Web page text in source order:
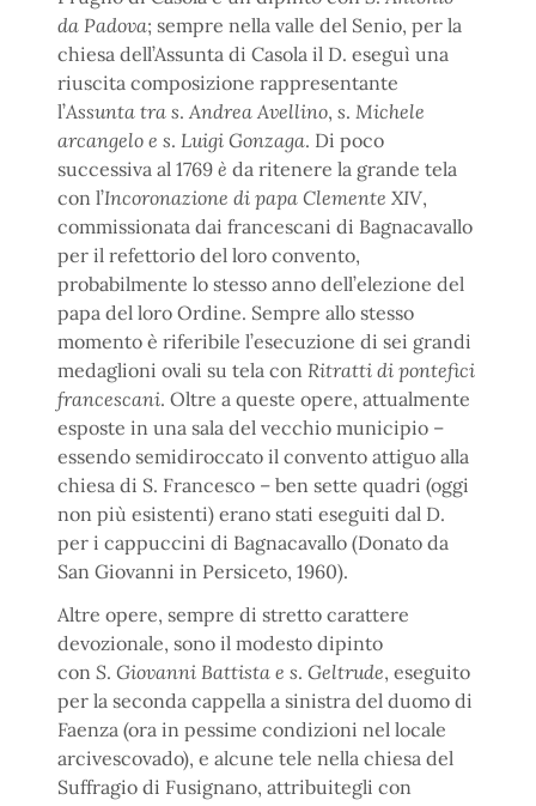
da Padova; sempre nella valle del Senio, per la
chiesa dell’Assunta di Casola il D. eseguì una
riuscita composizione rappresentante
l’Assunta tra s. Andrea Avellino, s. Michele
arcangelo e s. Luigi Gonzaga. Di poco
successiva al 1769 è da ritenere la grande tela
con l’Incoronazione di papa Clemente XIV,
commissionata dai francescani di Bagnacavallo
per il refettorio del loro convento,
probabilmente lo stesso anno dell’elezione del
papa del loro Ordine. Sempre allo stesso
momento è riferibile l’esecuzione di sei grandi
medaglioni ovali su tela con Ritratti di pontefici
francescani. Oltre a queste opere, attualmente
esposte in una sala del vecchio municipio –
essendo semidiroccato il convento attiguo alla
chiesa di S. Francesco – ben sette quadri (oggi
non più esistenti) erano stati eseguiti dal D.
per i cappuccini di Bagnacavallo (Donato da
San Giovanni in Persiceto, 1960).
Altre opere, sempre di stretto carattere
devozionale, sono il modesto dipinto
con S. Giovanni Battista e s. Geltrude, eseguito
per la seconda cappella a sinistra del duomo di
Faenza (ora in pessime condizioni nel locale
arcivescovado), e alcune tele nella chiesa del
Suffragio di Fusignano, attribuitegli con